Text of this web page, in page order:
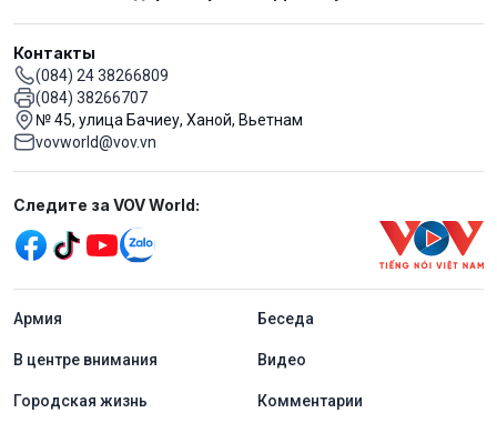
Контакты
(084) 24 38266809
(084) 38266707
№ 45, улица Бачиеу, Ханой, Вьетнам
vovworld@vov.vn
Mạng xã hội
Следите за VOV World:
menu footer tiếng Nga
Aрмия Беседа
В центре внимания Видео
Городская жизнь Комментарии